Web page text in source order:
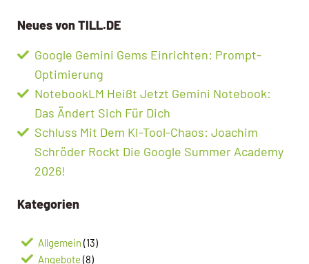
Neues von TILL.DE
Google Gemini Gems Einrichten: Prompt-
Optimierung
NotebookLM Heißt Jetzt Gemini Notebook:
Das Ändert Sich Für Dich
Schluss Mit Dem KI-Tool-Chaos: Joachim
Schröder Rockt Die Google Summer Academy
2026!
Kategorien
Allgemein (13)
Angebote (8)